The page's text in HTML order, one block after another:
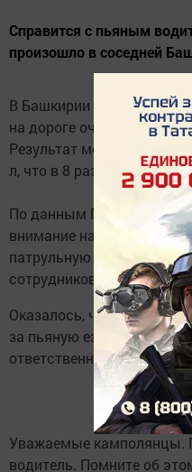
Справится с пьяным
произошло в соседней
В Башкирии сотрудники
на дороге очень пьяного
Результат
л, что в 8 раз превысил
По данным ГАИ РБ,
внимание на «Ладу
патрульную машину,
сотрудников ГАИ
Оказалось, что данный
за пьяную езду. Теперь
ответственность.
Уважаемые камполянцы.
водитель. Помните об